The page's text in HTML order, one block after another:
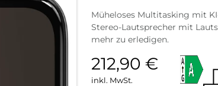
Müheloses Multitasking mit
Stereo-Lautsprecher mit
mehr zu erledigen.
212,90 €
inkl. MwSt.